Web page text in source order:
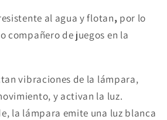
al agua y flotan, por lo
compañero de juegos en la
vibraciones de la lámpara,
y activan la luz.
la lámpara emite una luz blanca